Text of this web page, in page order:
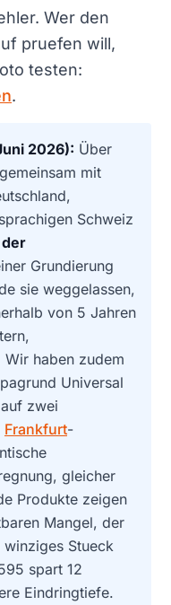
Wer den
pruefen will,
testen:
.
2026): Über
mit
Schweiz
Grundierung
sie weggelassen,
von 5 Jahren
haben zudem
Universal
zwei
Frankfurt-
gleicher
Produkte zeigen
Mangel, der
Stueck
spart 12
Eindringtiefe.